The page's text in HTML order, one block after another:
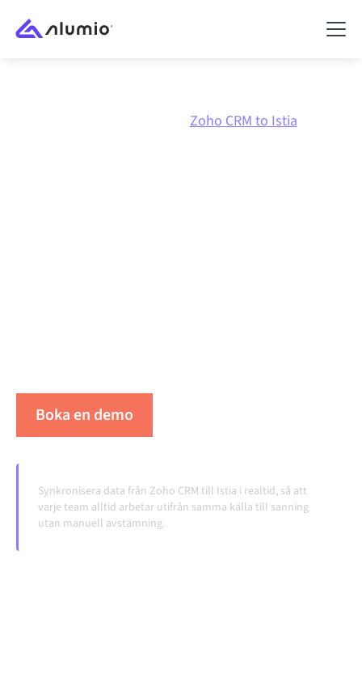
Zoho CRM to Istia
Boka en demo
Synkronisera data från Zoho CRM till Istia i realtid, så att
varje team alltid arbetar utifrån samma källa till sanning
utan manuell avstämning.